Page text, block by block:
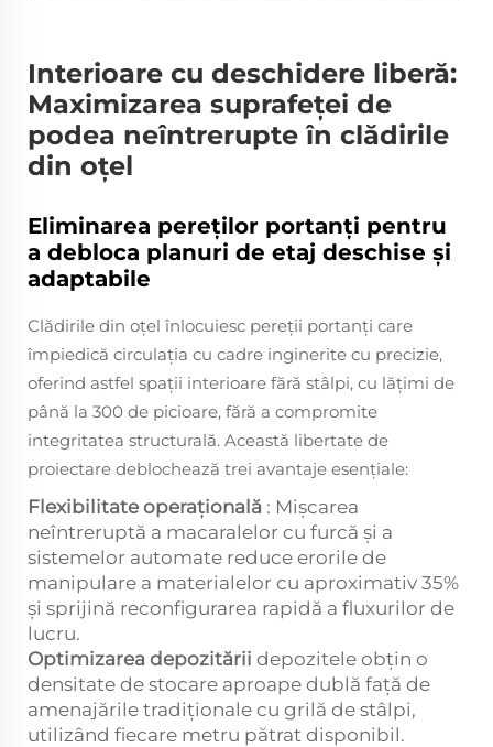
Interioare cu deschidere liberă:
Maximizarea suprafeței de
podea neîntrerupte în clădirile
din oțel
Eliminarea pereților portanți pentru
a debloca planuri de etaj deschise și
adaptabile
Clădirile din oțel înlocuiesc pereții portanți care
împiedică circulația cu cadre inginerite cu precizie,
oferind astfel spații interioare fără stâlpi, cu lățimi de
până la 300 de picioare, fără a compromite
integritatea structurală. Această libertate de
proiectare deblochează trei avantaje esențiale:
Flexibilitate operațională : Mișcarea
neîntreruptă a macaralelor cu furcă și a
sistemelor automate reduce erorile de
manipulare a materialelor cu aproximativ 35%
și sprijină reconfigurarea rapidă a fluxurilor de
lucru.
Optimizarea depozitării depozitele obțin o
densitate de stocare aproape dublă față de
amenajările tradiționale cu grilă de stâlpi,
utilizând fiecare metru pătrat disponibil.